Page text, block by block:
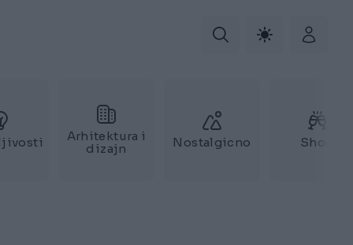
Arhitektura i
dizajn
Nostalgicno Show